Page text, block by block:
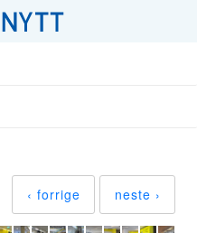
‹ forrige neste ›